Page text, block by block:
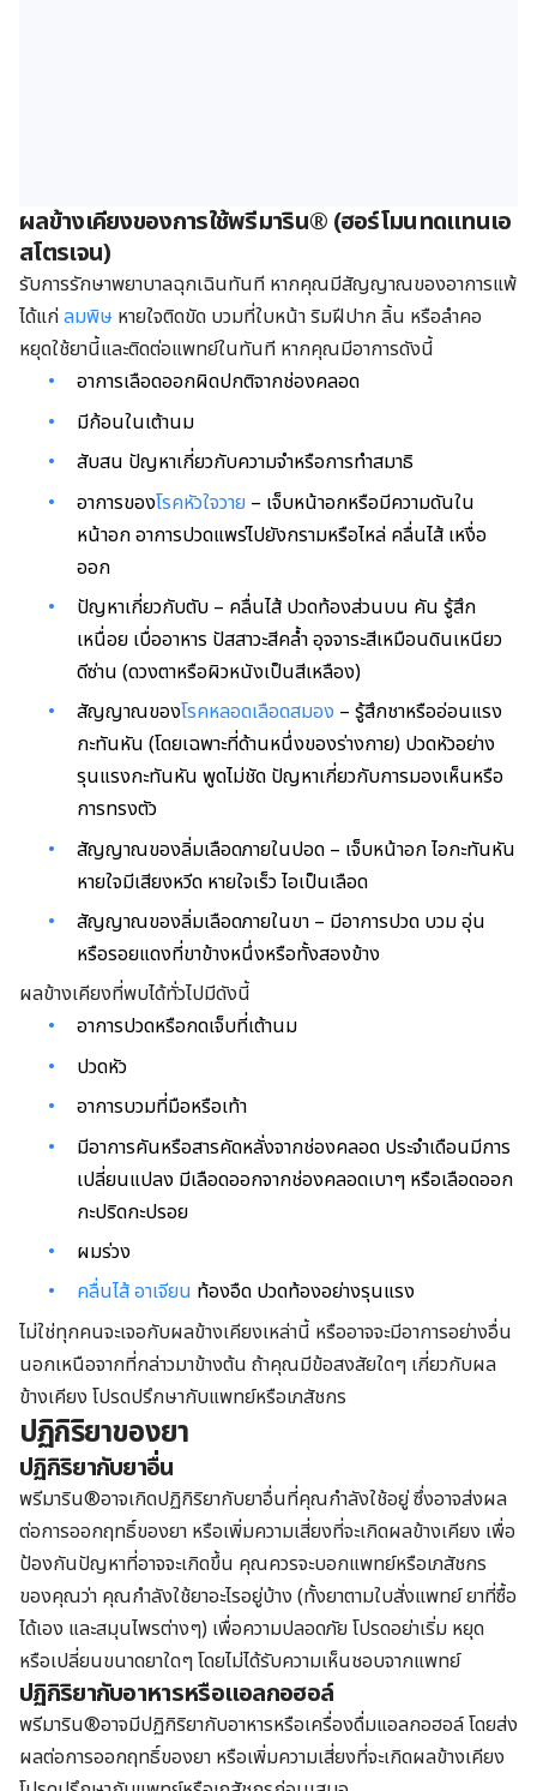
ผลข้างเคียงของการใช้พรีมาริน® (ฮอร์โมนทดแทนเอ
สโตรเจน)
รับการรักษาพยาบาลฉุกเฉินทันที หากคุณมีสัญญาณของอาการแพ้
ได้แก่ลมพิษ หายใจติดขัด บวมที่ใบหน้า ริมฝีปาก ลิ้น หรือลำคอ
หยุดใช้ยานี้และติดต่อแพทย์ในทันที หากคุณมีอาการดังนี้
อาการเลือดออกผิดปกติจากช่องคลอด
มีก้อนในเต้านม
สับสน ปัญหาเกี่ยวกับความจำหรือการทำสมาธิ
อาการของโรคหัวใจวาย – เจ็บหน้าอกหรือมีความดันใน
หน้าอก อาการปวดแพร่ไปยังกรามหรือไหล่ คลื่นไส้ เหงื่อ
ออก
ปัญหาเกี่ยวกับตับ – คลื่นไส้ ปวดท้องส่วนบน คัน รู้สึก
เหนื่อย เบื่ออาหาร ปัสสาวะสีคล้ำ อุจจาระสีเหมือนดินเหนียว
ดีซ่าน (ดวงตาหรือผิวหนังเป็นสีเหลือง)
สัญญาณของโรคหลอดเลือดสมอง – รู้สึกชาหรืออ่อนแรง
กะทันหัน (โดยเฉพาะที่ด้านหนึ่งของร่างกาย) ปวดหัวอย่าง
รุนแรงกะทันหัน พูดไม่ชัด ปัญหาเกี่ยวกับการมองเห็นหรือ
การทรงตัว
สัญญาณของลิ่มเลือดภายในปอด – เจ็บหน้าอก ไอกะทันหัน
หายใจมีเสียงหวีด หายใจเร็ว ไอเป็นเลือด
สัญญาณของลิ่มเลือดภายในขา – มีอาการปวด บวม อุ่น
หรือรอยแดงที่ขาข้างหนึ่งหรือทั้งสองข้าง
ผลข้างเคียงที่พบได้ทั่วไปมีดังนี้
อาการปวดหรือกดเจ็บที่เต้านม
ปวดหัว
อาการบวมที่มือหรือเท้า
มีอาการคันหรือสารคัดหลั่งจากช่องคลอด ประจำเดือนมีการ
เปลี่ยนแปลง มีเลือดออกจากช่องคลอดเบาๆ หรือเลือดออก
กะปริดกะปรอย
ผมร่วง
คลื่นไส้ อาเจียน ท้องอืด ปวดท้องอย่างรุนแรง
ไม่ใช่ทุกคนจะเจอกับผลข้างเคียงเหล่านี้ หรืออาจจะมีอาการอย่างอื่น
นอกเหนือจากที่กล่าวมาข้างต้น ถ้าคุณมีข้อสงสัยใดๆ เกี่ยวกับผล
ข้างเคียง โปรดปรึกษากับแพทย์หรือเภสัชกร
ปฏิกิริยาของยา
ปฏิกิริยากับยาอื่น
พรีมาริน®อาจเกิดปฏิกิริยากับยาอื่นที่คุณกำลังใช้อยู่ ซึ่งอาจส่งผล
ต่อการออกฤทธิ์ของยา หรือเพิ่มความเสี่ยงที่จะเกิดผลข้างเคียง เพื่อ
ป้องกันปัญหาที่อาจจะเกิดขึ้น คุณควรจะบอกแพทย์หรือเภสัชกร
ของคุณว่า คุณกำลังใช้ยาอะไรอยู่บ้าง (ทั้งยาตามใบสั่งแพทย์ ยาที่ซื้อ
ได้เอง และสมุนไพรต่างๆ) เพื่อความปลอดภัย โปรดอย่าเริ่ม หยุด
หรือเปลี่ยนขนาดยาใดๆ โดยไม่ได้รับความเห็นชอบจากแพทย์
ปฏิกิริยากับอาหารหรือแอลกอฮอล์
พรีมาริน®อาจมีปฏิกิริยากับอาหารหรือเครื่องดื่มแอลกอฮอล์ โดยส่ง
ผลต่อการออกฤทธิ์ของยา หรือเพิ่มความเสี่ยงที่จะเกิดผลข้างเคียง